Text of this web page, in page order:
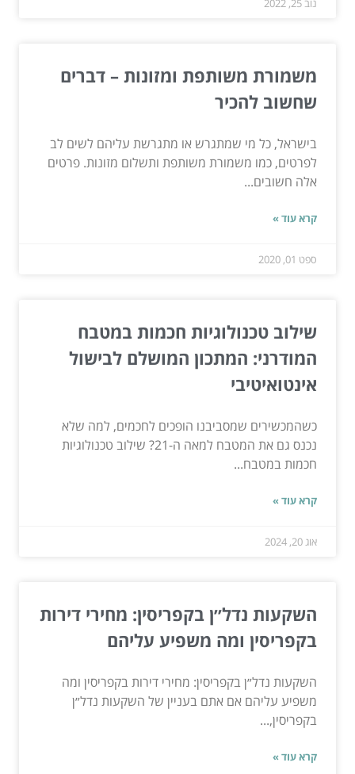
נוב 25, 2022
משמורת משותפת ומזונות – דברים
שחשוב להכיר
בישראל, כל מי שמתגרש או מתגרשת עליהם לשים לב
לפרטים, כמו משמורת משותפת ותשלום מזונות. פרטים
אלה חשובים...
קרא עוד »
ספט 01, 2020
שילוב טכנולוגיות חכמות במטבח
המודרני: המתכון המושלם לבישול
אינטואיטיבי
כשהמכשירים שמסביבנו הופכים לחכמים, למה שלא
נכנס גם את המטבח למאה ה-21? שילוב טכנולוגיות
חכמות במטבח...
קרא עוד »
אוג 20, 2024
השקעות נדל״ן בקפריסין: מחירי דירות
בקפריסין ומה משפיע עליהם
השקעות נדל״ן בקפריסין: מחירי דירות בקפריסין ומה
משפיע עליהם אם אתם בעניין של השקעות נדל״ן
בקפריסין,...
קרא עוד »